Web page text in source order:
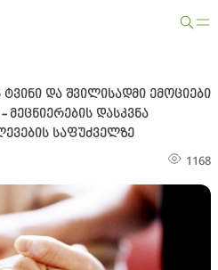
და შვილისადმი ემოციები
მეცნიერების დასკვნა
საფუძველზე
1168